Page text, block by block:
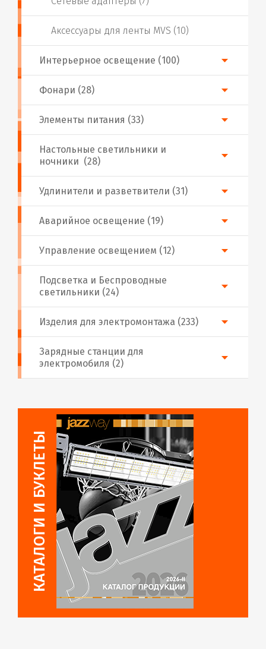
Фонари (28)
Аварийное освещение (19)
Настольные светильники и
ночники (28)
Подсветка и Беспроводные
светильники (24)
Интерьерное освещение (100)
Изделия для электромонтажа (233)
Аксессуары для ленты MVS (10)
Удлинители и разветвители (31)
Управление освещением (12)
Элементы питания (33)
Зарядные станции для
электромобиля (2)